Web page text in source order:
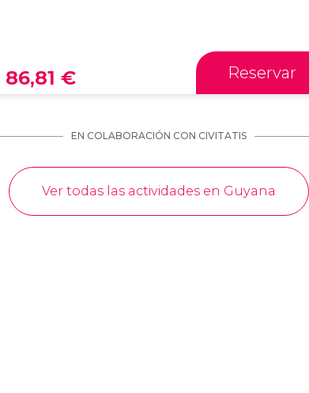
86,81 € Reservar
EN COLABORACIÓN CON CIVITATIS
Ver todas las actividades en Guyana